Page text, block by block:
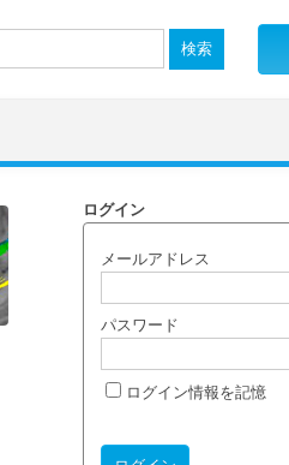
ログイン
メールアドレス
パスワード
ログイン情報を記憶